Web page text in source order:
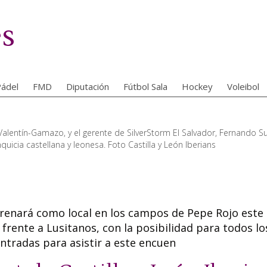
FMD Diputación Fútbol Sala Hockey Voleibol
Gamazo, y el gerente de SilverStorm El Salvador, Fernando
castellana y leonesa. Foto Castilla y León Iberians
como local en los campos de Pepe Rojo este
a Lusitanos, con la posibilidad para todos
para asistir a este encuen